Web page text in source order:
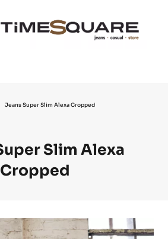
Jeans Super Slim Alexa Cropped
Slim Alexa
Cropped